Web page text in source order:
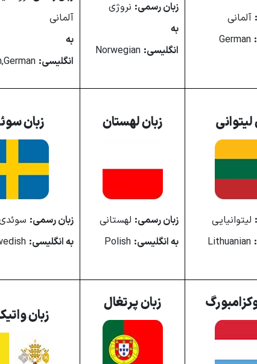
آلمانی
زبان رسمی: نروژی
به
انگلیسی:
آلمانی
به
انگلیسی:
لیتوانی
لیتوانیایی
زبان لهستان
زبان رسمی: لهستانی
به انگلیسی:
زبان
زبان رسمی:
به انگلیسی:
زبان پرتغال
زبان